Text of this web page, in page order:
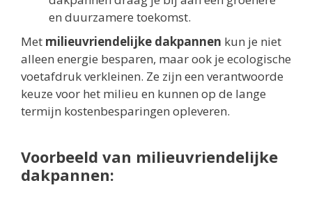
en duurzamere toekomst.
Met milieuvriendelijke dakpannen kun je niet
alleen energie besparen, maar ook je ecologische
voetafdruk verkleinen. Ze zijn een verantwoorde
keuze voor het milieu en kunnen op de lange
termijn kostenbesparingen opleveren.
Voorbeeld van milieuvriendelijke
dakpannen: